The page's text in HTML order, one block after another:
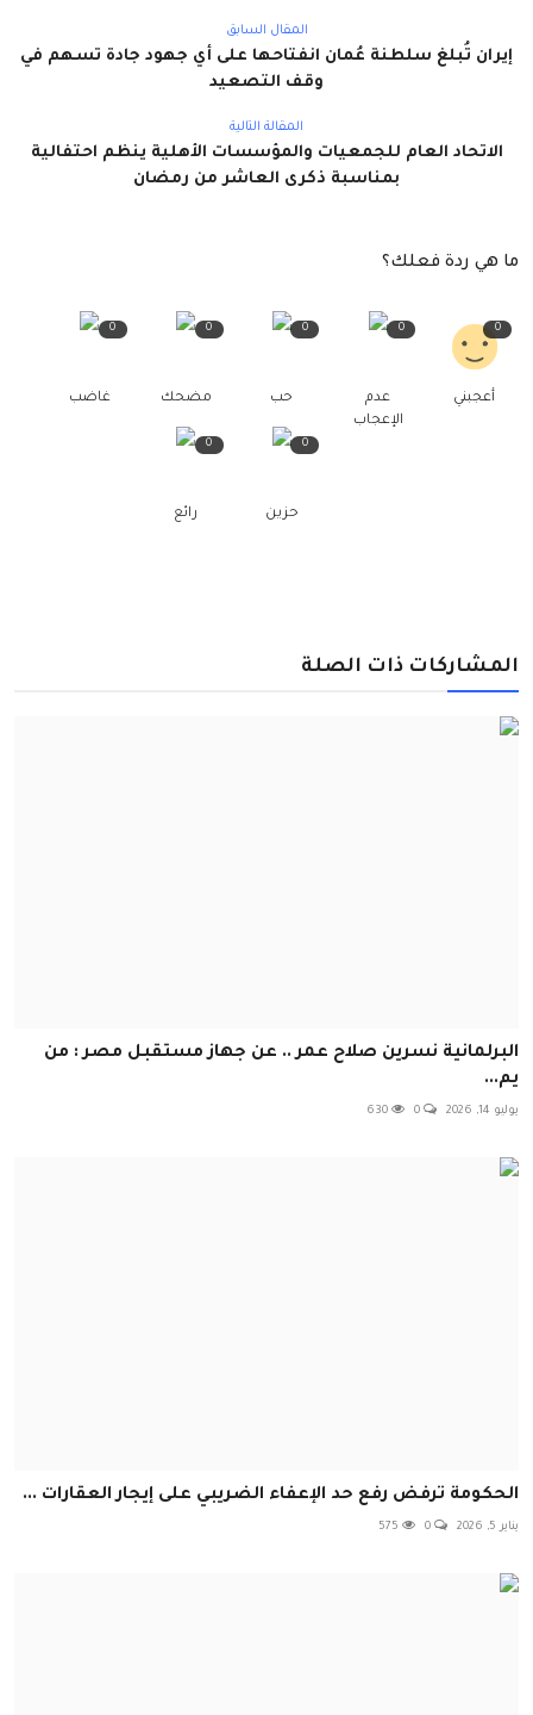
المقال السابق
إيران تُبلغ سلطنة عُمان انفتاحها على أي جهود جادة تسهم في
وقف التصعيد
المقالة التالية
الاتحاد العام للجمعيات والمؤسسات الأهلية ينظم احتفالية
بمناسبة ذكرى العاشر من رمضان
ما هي ردة فعلك؟
0
أعجبني
0
عدم
الإعجاب
0
حب
0
مضحك
0
غاضب
0
حزين
0
رائع
المشاركات ذات الصلة
البرلمانية نسرين صلاح عمر .. عن جهاز مستقبل مصر : من
يم...
يوليو 14, 2026
الحكومة ترفض رفع حد الإعفاء الضريبي على إيجار العقارات ...
يناير 5, 2026